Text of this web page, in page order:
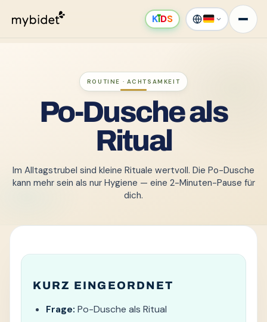
KıDS
ROUTINE · ACHTSAMKEIT
Po-Dusche als
Ritual
Im Alltagstrubel sind kleine Rituale wertvoll. Die Po-Dusche
kann mehr sein als nur Hygiene — eine 2-Minuten-Pause für
dich.
KURZ EINGEORDNET
Frage: Po-Dusche als Ritual